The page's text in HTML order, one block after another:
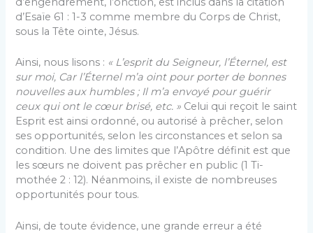
d’Esaïe 61 : 1-3 comme membre du Corps de Christ,
sous la Tête ointe, Jésus.
Ainsi, nous lisons : « L’esprit du Seigneur, l’Éternel, est
sur moi, Car l’Éternel m’a oint pour porter de bon­nes
nouvelles aux humbles ; Il m’a envoyé pour guérir
ceux qui ont le cœur brisé, etc. » Celui qui reçoit le saint
Esprit est ainsi ordonné, ou autorisé à prêcher, selon
ses opportunités, selon les circonstances et se­lon sa
condition. Une des limites que l’Apôtre définit est que
les sœurs ne doivent pas prêcher en public (1 Ti­
mothée 2 : 12). Néanmoins, il existe de nombreuses
opportunités pour tous.
Ainsi, de toute évidence, une grande erreur a été